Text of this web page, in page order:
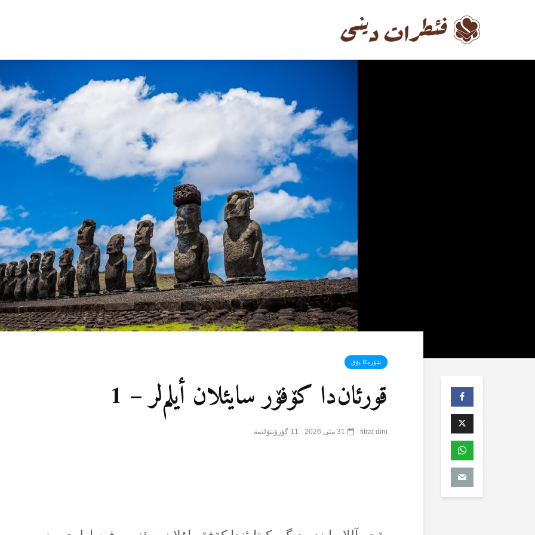
شۆرەکا یۇق
قورئان‌دا کۆفۆر سایئلان أیلم‌لر – 1
fitrat dini 31 مئی 2026 11 گؤرۆنتۆلنمە